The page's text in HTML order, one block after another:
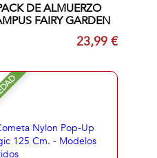
DE ALMUERZO
FAIRY GARDEN
23,99 €